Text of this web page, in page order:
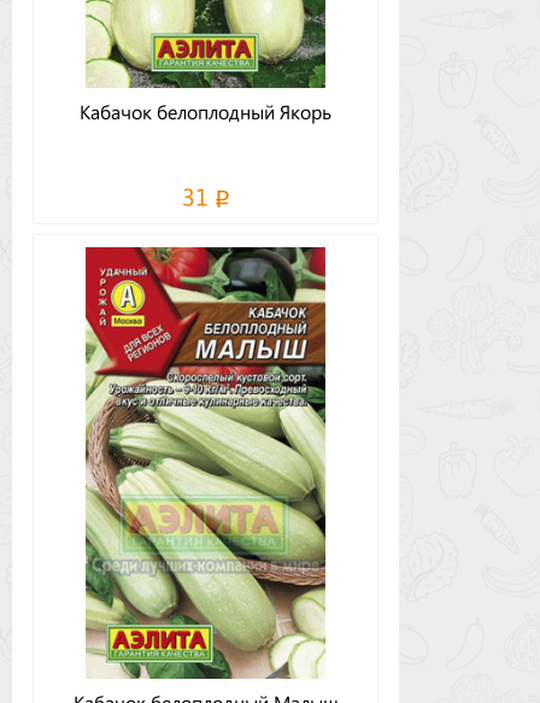
Кабачок белоплодный Якорь
31